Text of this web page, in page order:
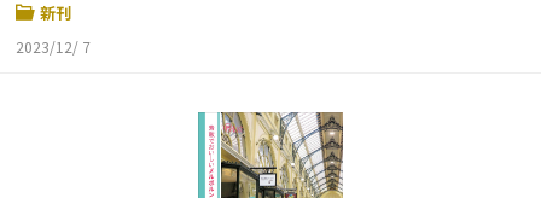
新刊
2023/12/ 7